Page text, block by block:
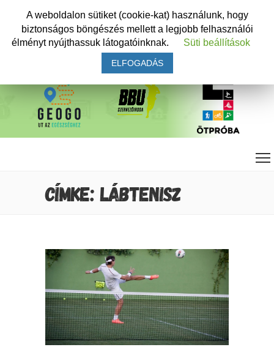
CÍMKE: LÁBTENISZ
A weboldalon sütiket (cookie-kat) használunk, hogy
biztonságos böngészés mellett a legjobb felhasználói
élményt nyújthassuk látogatóinknak.
Süti beállítások
ELFOGADÁS